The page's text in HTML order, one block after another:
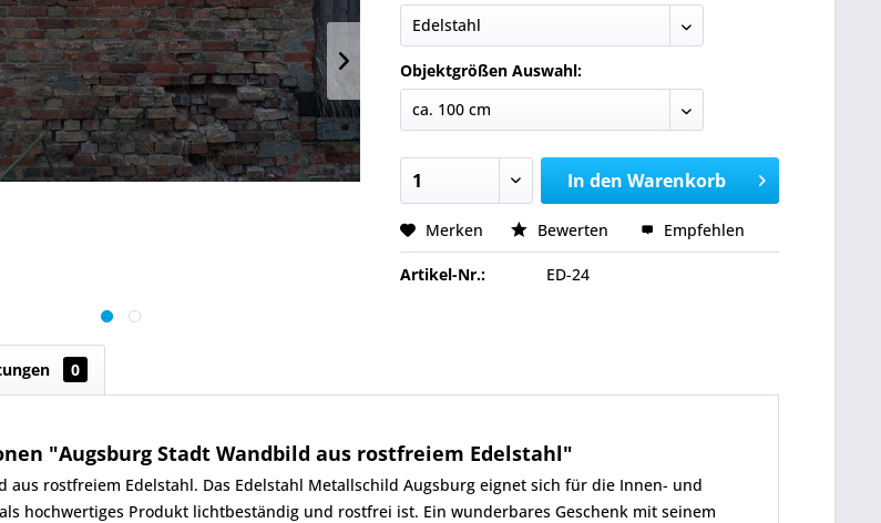
Objektgrößen Auswahl:
In den Warenkorb
Merken Bewerten Empfehlen
Artikel-Nr.: ED-24
0
"Augsburg Stadt Wandbild aus rostfreiem Edelstahl"
aus rostfreiem Edelstahl. Das Edelstahl Metallschild Augsburg eignet sich für die Innen- und
hochwertiges Produkt lichtbeständig und rostfrei ist. Ein wunderbares Geschenk mit seinem